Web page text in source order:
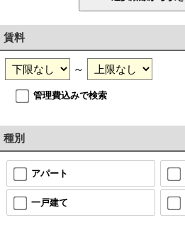
賃料
～
管理費込みで検索
種別
アパート
一戸建て